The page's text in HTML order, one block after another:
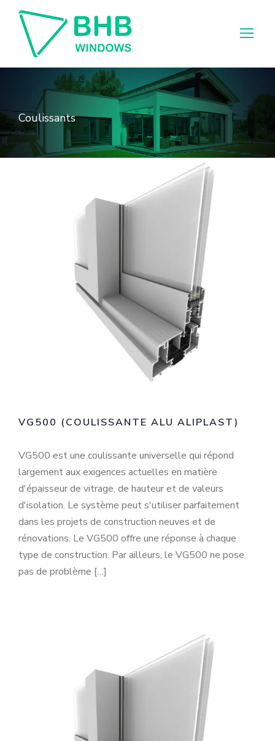
Coulissants
VG500 (COULISSANTE ALU ALIPLAST)
VG500 est une coulissante universelle qui répond
largement aux exigences actuelles en matière
d'épaisseur de vitrage, de hauteur et de valeurs
d'isolation. Le système peut s'utiliser parfaitement
dans les projets de construction neuves et de
rénovations. Le VG500 offre une réponse à chaque
type de construction. Par ailleurs, le VG500 ne pose
pas de problème […]